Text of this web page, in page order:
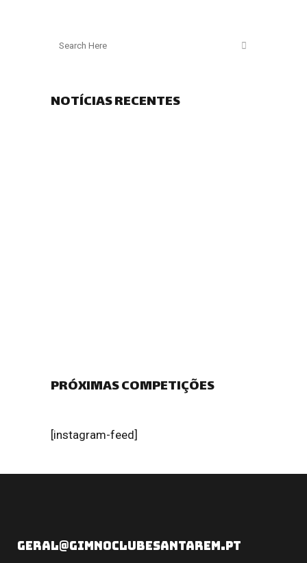
NOTÍCIAS RECENTES
PRÓXIMAS COMPETIÇÕES
[instagram-feed]
GERAL@GIMNOCLUBESANTAREM.PT